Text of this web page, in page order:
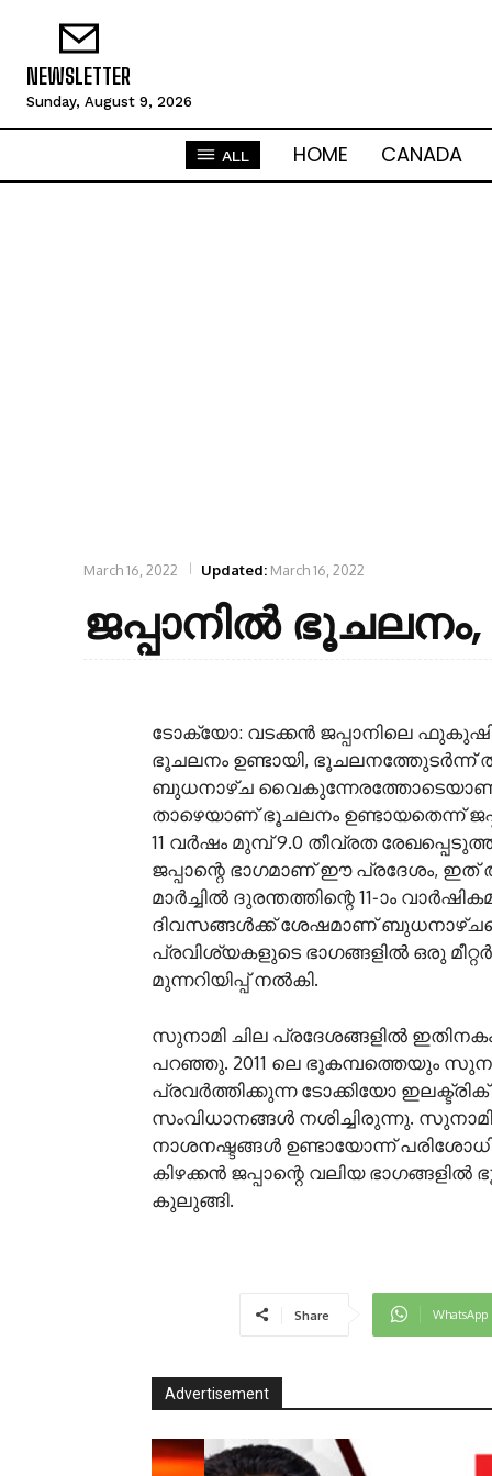
NEWSLETTER
Sunday, August 9, 2026
ALL HOME CANADA
March 16, 2022 Updated: March 16, 2022
ജപ്പാനിൽ ഭൂചലനം,
ടോക്യോ: വടക്കൻ ജപ്പാനിലെ
ഭൂചലനം ഉണ്ടായി, ഭൂചലനത്തേുടർന്ന്
ബുധനാഴ്ച വൈകുന്നേരത്തോടെയാണ്
താഴെയാണ് ഭൂചലനം ഉണ്ടായതെന്ന്
11 വർഷം മുമ്പ് 9.0 തീവ്രത
ജപ്പാന്റെ ഭാഗമാണ് ഈ പ്രദേശം, ഇത്
മാർച്ചിൽ ദുരന്തത്തിന്റെ 11-ാം
ദിവസങ്ങൾക്ക് ശേഷമാണ്
പ്രവിശ്യകളുടെ ഭാഗങ്ങളിൽ ഒരു
മുന്നറിയിപ്പ് നൽകി.
സുനാമി ചില പ്രദേശങ്ങളിൽ ഇതിനകം
പറഞ്ഞു. 2011 ലെ ഭൂകമ്പത്തെയും
പ്രവർത്തിക്കുന്ന ടോക്കിയോ
സംവിധാനങ്ങൾ നശിച്ചിരുന്നു.
നാശനഷ്ടങ്ങൾ ഉണ്ടായോന്ന്
കിഴക്കൻ ജപ്പാന്റെ വലിയ
കുലുങ്ങി.
Share WhatsApp
Advertisement